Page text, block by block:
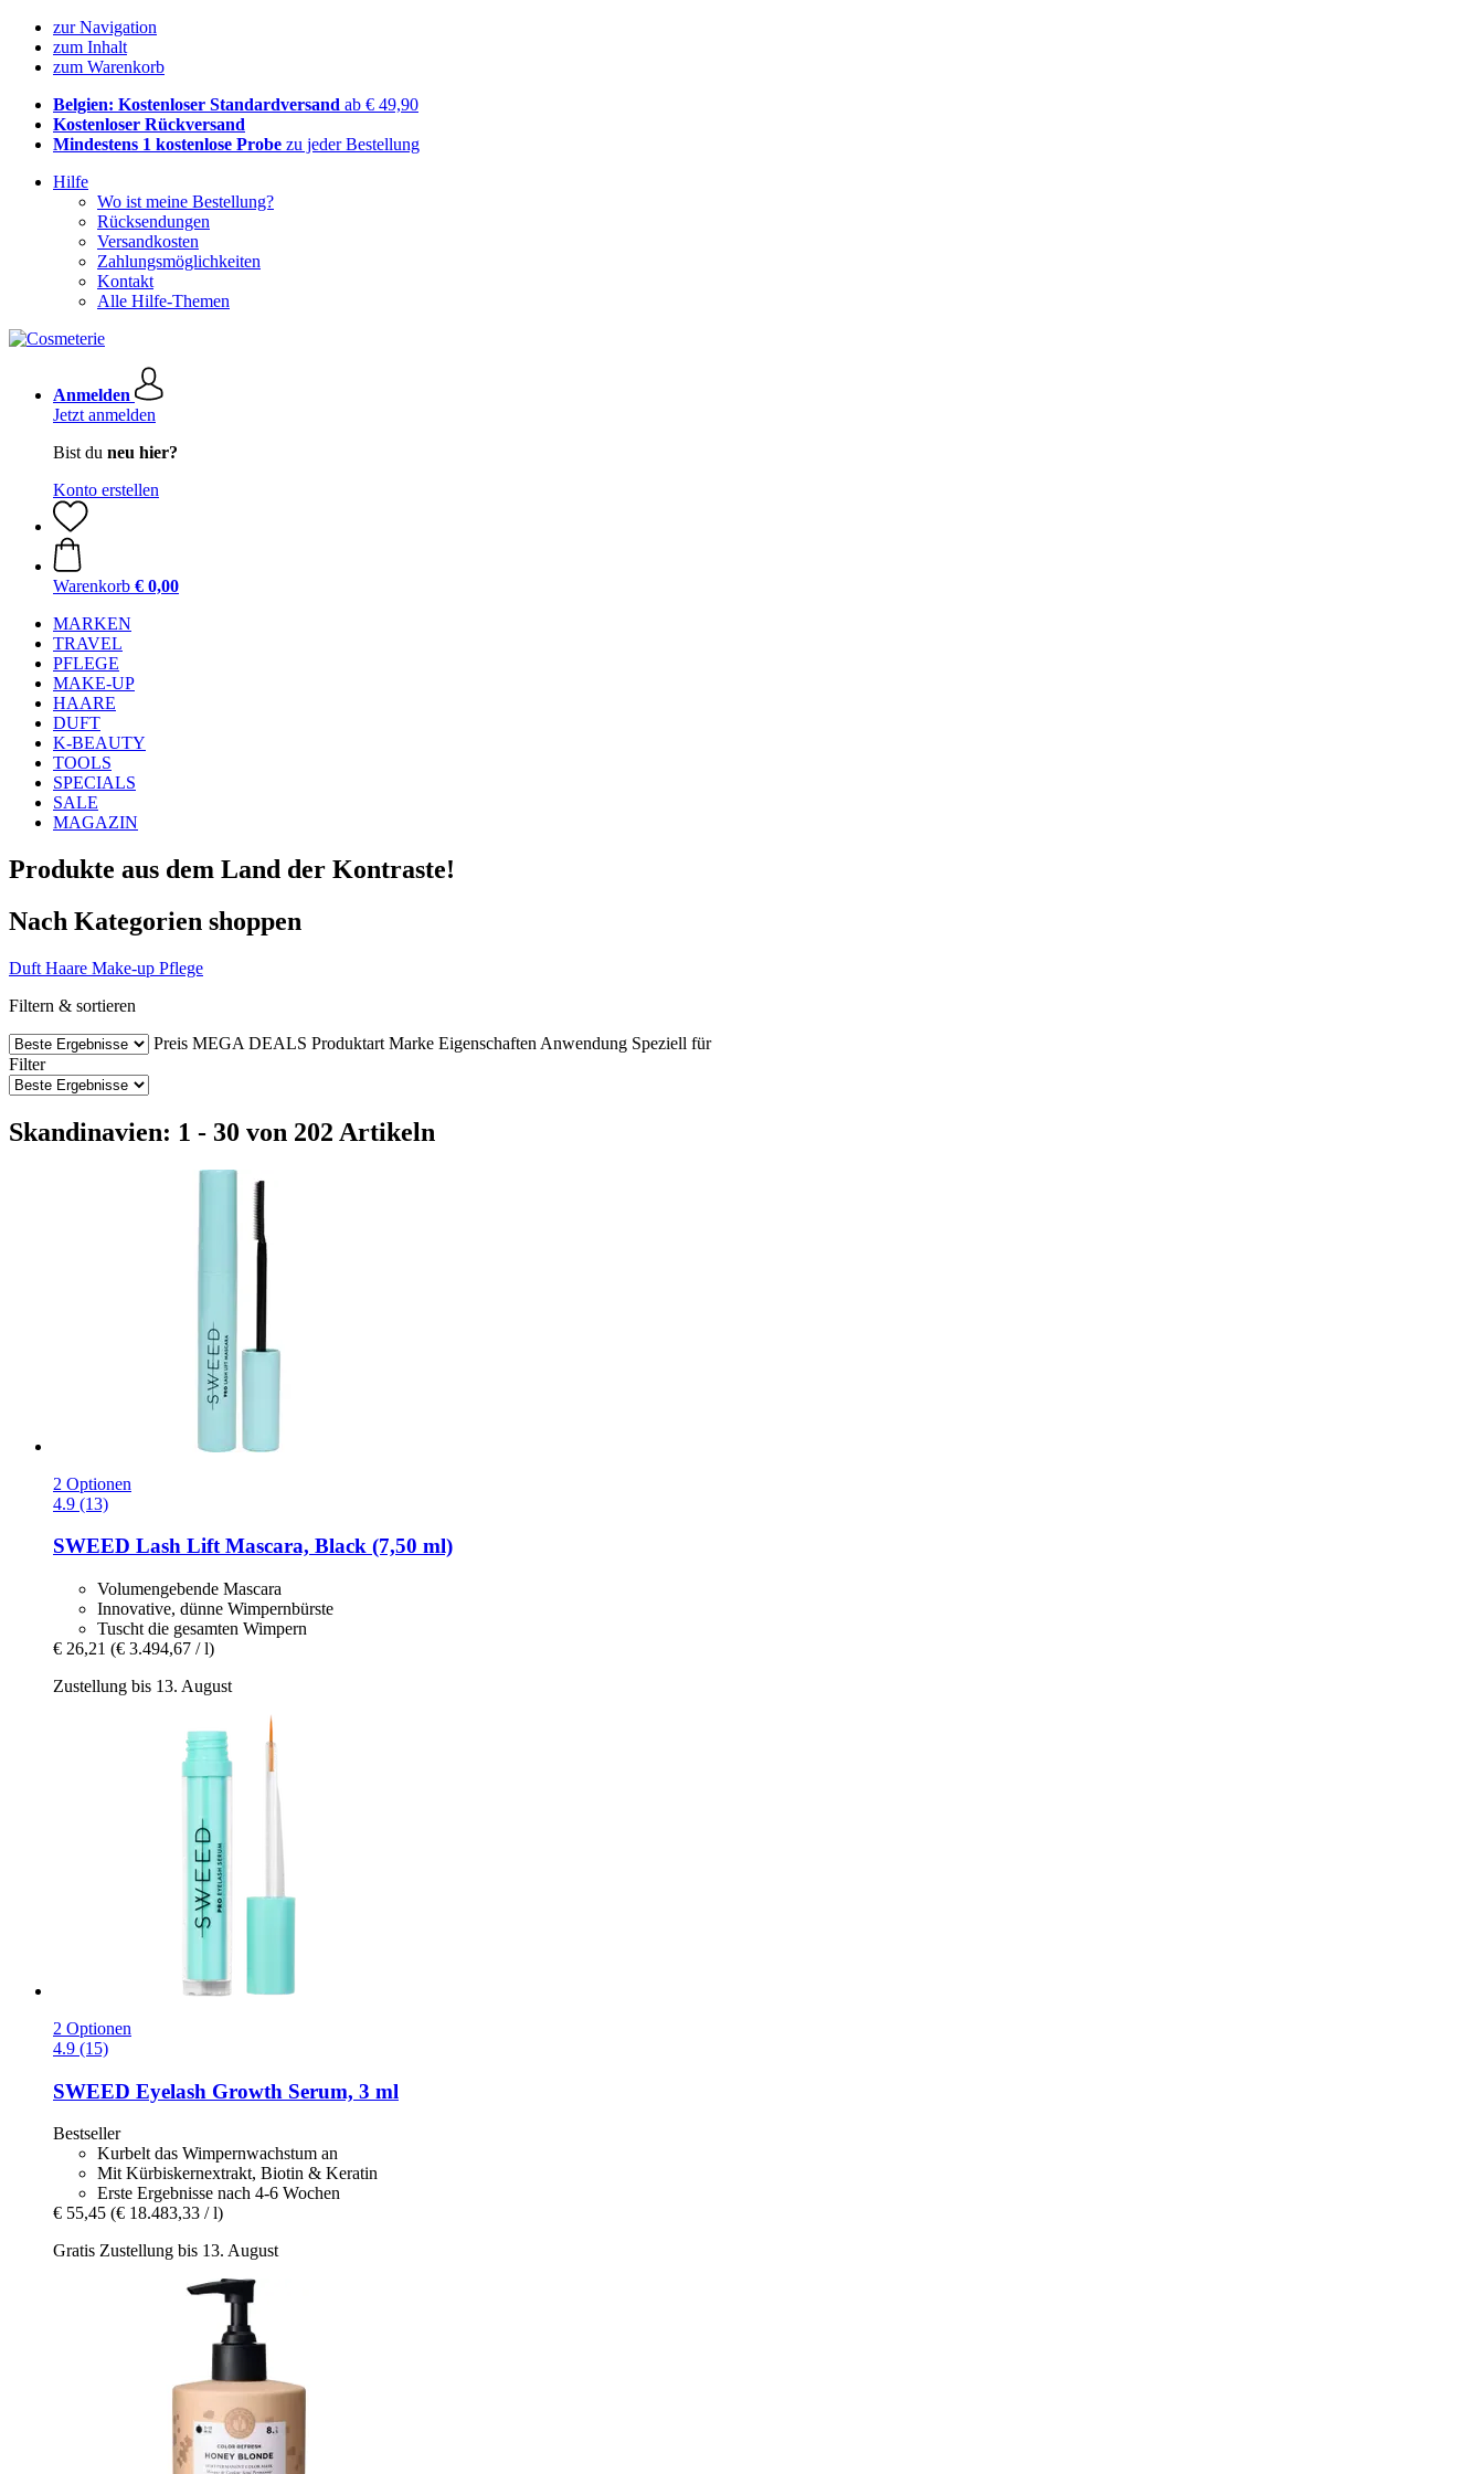
zur Navigation
zum Inhalt
zum Warenkorb
Belgien: Kostenloser Standardversand ab € 49,90
Kostenloser Rückversand
Mindestens 1 kostenlose Probe zu jeder Bestellung
Hilfe
Wo ist meine Bestellung?
Rücksendungen
Versandkosten
Zahlungsmöglichkeiten
Kontakt
Alle Hilfe-Themen
Anmelden
Jetzt anmelden
Bist du neu hier?
Konto erstellen
Warenkorb € 0,00
MARKEN
TRAVEL
PFLEGE
MAKE-UP
HAARE
DUFT
K-BEAUTY
TOOLS
SPECIALS
SALE
MAGAZIN
Produkte aus dem Land der Kontraste!
Nach Kategorien shoppen
Duft Haare Make-up Pflege
Filtern & sortieren
Preis MEGA DEALS Produktart Marke Eigenschaften Anwendung Speziell für
Filter
Skandinavien: 1 - 30 von 202 Artikeln
2 Optionen
4.9 (13)
SWEED Lash Lift Mascara, Black (7,50 ml)
Volumengebende Mascara
Innovative, dünne Wimpernbürste
Tuscht die gesamten Wimpern
€ 26,21 (€ 3.494,67 / l)
Zustellung bis 13. August
2 Optionen
4.9 (15)
SWEED Eyelash Growth Serum, 3 ml
Bestseller
Kurbelt das Wimpernwachstum an
Mit Kürbiskernextrakt, Biotin & Keratin
Erste Ergebnisse nach 4-6 Wochen
€ 55,45 (€ 18.483,33 / l)
Gratis Zustellung bis 13. August